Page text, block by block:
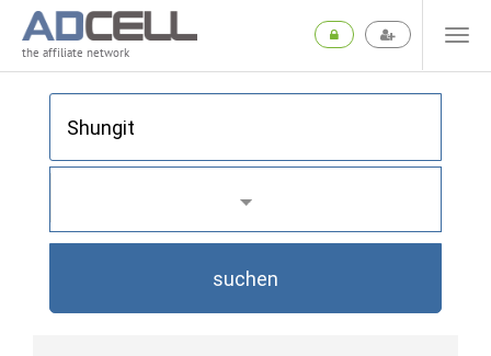
the affiliate network
suchen